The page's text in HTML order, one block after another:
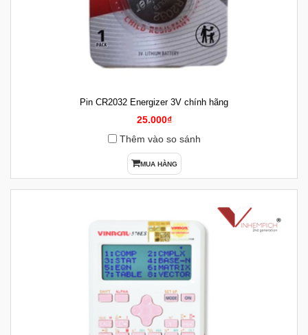
Pin CR2032 Energizer 3V chính hãng
25.000₫
Thêm vào so sánh
MUA HÀNG